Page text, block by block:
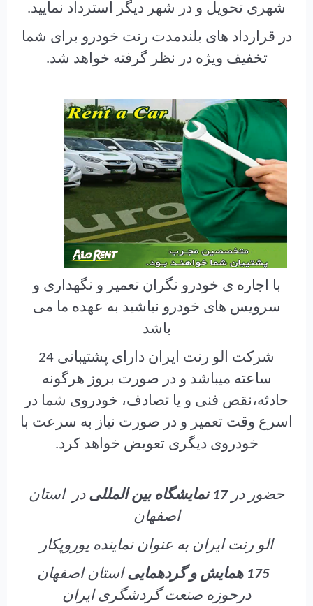
شهری تحویل و در شهر دیگر استرداد نمایید.
در قرارداد های بلندمدت رنت خودرو برای شما
تخفیف ویژه در نظر گرفته خواهد شد.
با اجاره ی خودرو نگران تعمیر و نگهداری و
سرویس های خودرو نباشید به عهده ما می
باشد
شرکت الو رنت ایران دارای پشتیبانی 24
ساعته میباشد و در صورت بروز هرگونه
حادثه،نقص فنی و یا تصادف، خودروی شما در
اسرع وقت تعمیر و در صورت نیاز به سرعت با
خودروی دیگری تعویض خواهد کرد.
حضور در 17 نمایشگاه بین المللی
در استان
اصفهان
الو رنت ایران به عنوان نماینده یوروپکار
175 همایش و گردهمایی
استان اصفهان
درحوزه صنعت گردشگری ایران